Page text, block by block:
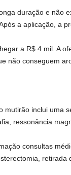
duração e não
a aplicação, a
a R$ 4 mil. A
não conseguem
mutirão inclui uma
ressonância
consultas